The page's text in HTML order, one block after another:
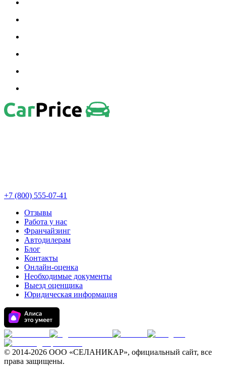
+7 (800) 555-07-41
Отзывы
Работа у нас
Франчайзинг
Автодилерам
Блог
Контакты
Онлайн-оценка
Необходимые документы
Выезд оценщика
Юридическая информация
© 2014-2026 ООО «СЕЛАНИКАР», официальный сайт, все
права защищены.